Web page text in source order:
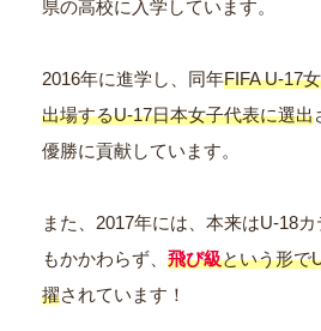
県の高校に入学しています。
2016年に進学し、同年FIFA U-17
出場するU-17日本女子代表に選出
優勝に貢献しています。
また、2017年には、本来はU-18
もかかわらず、 飛び級という形で
擢されています！